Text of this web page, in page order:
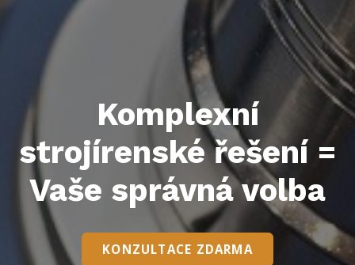
Komplexní
strojírenské řešení =
Vaše správná volba
KONZULTACE ZDARMA